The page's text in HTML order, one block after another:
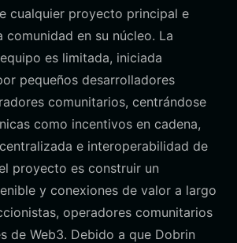
cualquier proyecto principal e
comunidad en su núcleo. La
es limitada, iniciada
pequeños desarrolladores
comunitarios, centrándose
como incentivos en cadena,
e interoperabilidad de
proyecto es construir un
y conexiones de valor a largo
operadores comunitarios
de Web3. Debido a que Dobrin